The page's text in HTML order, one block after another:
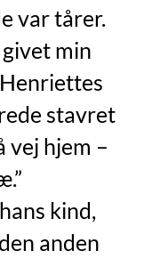
var tårer.
min
stavret
vej hjem –
kind,
anden